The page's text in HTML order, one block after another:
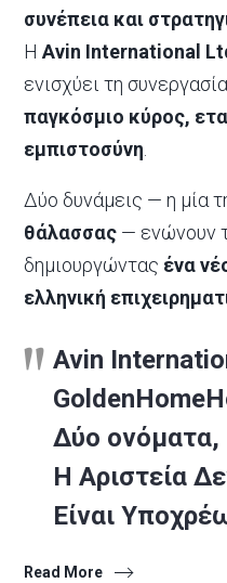
συνέπεια και
ΗAvin International
ενισχύει τη
παγκόσμιο κύρος,
εμπιστοσύνη.
Δύο δυνάμεις — η μία
θάλασσας — ενώνουν
δημιουργώντας ένα
ελληνική
Avin
Δύο ονόματα,
Η Αριστεία
Είναι
Read More